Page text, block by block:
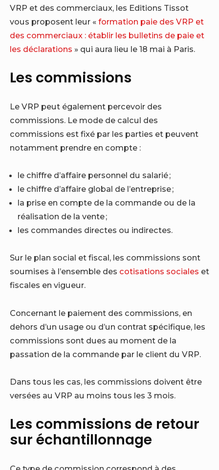
VRP et des commerciaux, les Editions Tissot
vous proposent leur « formation paie des VRP et
des commerciaux : établir les bulletins de paie et
les déclarations » qui aura lieu le 18 mai à Paris.
Les commissions
Le VRP peut également percevoir des
commissions. Le mode de calcul des
commissions est fixé par les parties et peuvent
notamment prendre en compte :
le chiffre d’affaire personnel du salarié ;
le chiffre d’affaire global de l’entreprise ;
la prise en compte de la commande ou de la
réalisation de la vente ;
les commandes directes ou indirectes.
Sur le plan social et fiscal, les commissions sont
soumises à l’ensemble des cotisations sociales et
fiscales en vigueur.
Concernant le paiement des commissions, en
dehors d’un usage ou d’un contrat spécifique, les
commissions sont dues au moment de la
passation de la commande par le client du VRP.
Dans tous les cas, les commissions doivent être
versées au VRP au moins tous les 3 mois.
Les commissions de retour
sur échantillonnage